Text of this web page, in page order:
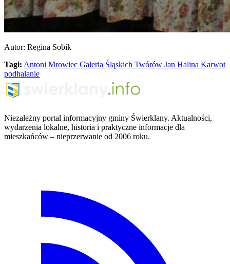
Autor: Regina Sobik
Tagi: Antoni Mrowiec Galeria Śląskich Twórów Jan Halina Karwot
podhalanie
Niezależny portal informacyjny gminy Świerklany. Aktualności,
wydarzenia lokalne, historia i praktyczne informacje dla
mieszkańców – nieprzerwanie od 2006 roku.